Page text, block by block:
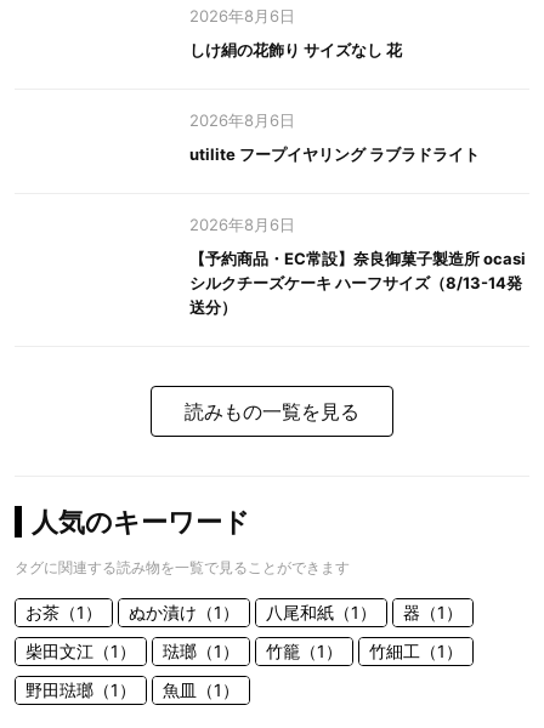
2026年8月6日
しけ絹の花飾り サイズなし 花
2026年8月6日
utilite フープイヤリング ラブラドライト
2026年8月6日
【予約商品・EC常設】奈良御菓子製造所 ocasi
シルクチーズケーキ ハーフサイズ（8/13-14発
送分）
読みもの一覧を見る
人気のキーワード
タグに関連する読み物を一覧で見ることができます
お茶（1） ぬか漬け（1） 八尾和紙（1）
器（1）
柴田文江（1）
琺瑯（1） 竹籠（1）
竹細工（1）
野田琺瑯（1）
魚皿（1）